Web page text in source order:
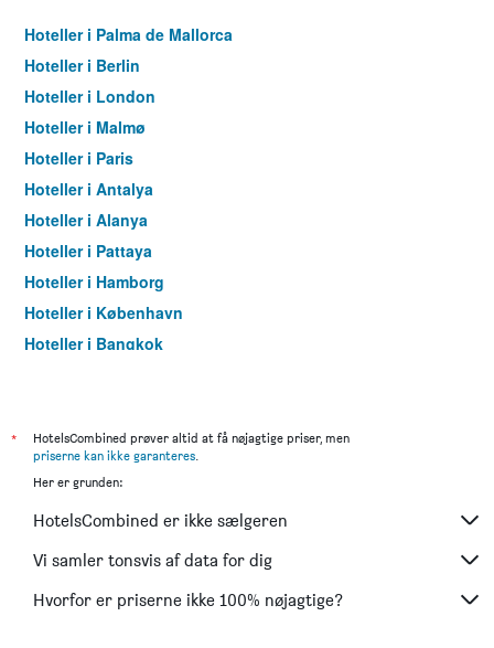
Hoteller i Palma de Mallorca
Hoteller i Berlin
Hoteller i London
Hoteller i Malmø
Hoteller i Paris
Hoteller i Antalya
Hoteller i Alanya
Hoteller i Pattaya
Hoteller i Hamborg
Hoteller i København
Hoteller i Bangkok
*
HotelsCombined prøver altid at få nøjagtige priser, men
priserne kan ikke garanteres.
Her er grunden:
HotelsCombined er ikke sælgeren
Vi samler tonsvis af data for dig
Hvorfor er priserne ikke 100% nøjagtige?